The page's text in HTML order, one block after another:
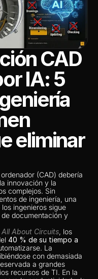
CAD
IA: 5
eliminar
(CAD) debería
innovación y la
complejos. Sin
de ingeniería, una
ingenieros sigue
documentación y
All About Circuits, los
40 % de su tiempo a
La
con demasiada
a grandes
recursos de TI. En la